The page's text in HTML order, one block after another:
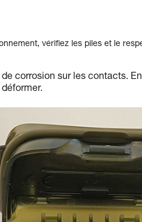
vérifiez les piles et le
corrosion sur les contacts.